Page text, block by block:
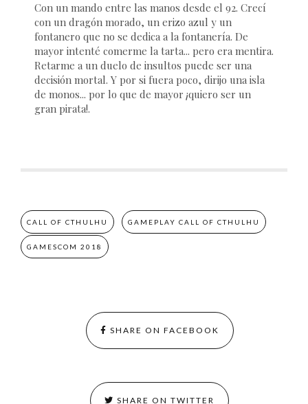
Con un mando entre las manos desde el 92. Crecí
con un dragón morado, un erizo azul y un
fontanero que no se dedica a la fontanería. De
mayor intenté comerme la tarta... pero era mentira.
Retarme a un duelo de insultos puede ser una
decisión mortal. Y por si fuera poco, dirijo una isla
de monos... por lo que de mayor ¡quiero ser un
gran pirata!.
CALL OF CTHULHU GAMEPLAY CALL OF CTHULHU
GAMESCOM 2018
SHARE ON FACEBOOK
SHARE ON TWITTER